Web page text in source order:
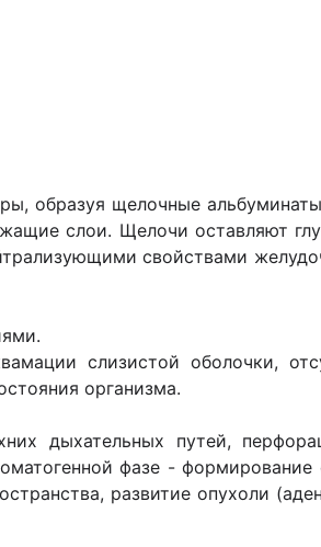
образуя щелочные
слои. Щелочи оставляют
свойствами
слизистой оболочки,
организма.
дыхательных путей,
фазе -
развитие опухоли